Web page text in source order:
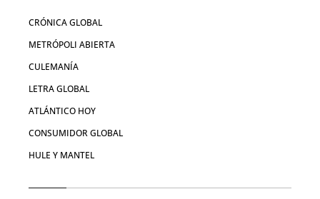
CRÓNICA GLOBAL
METRÓPOLI ABIERTA
CULEMANÍA
LETRA GLOBAL
ATLÁNTICO HOY
CONSUMIDOR GLOBAL
HULE Y MANTEL